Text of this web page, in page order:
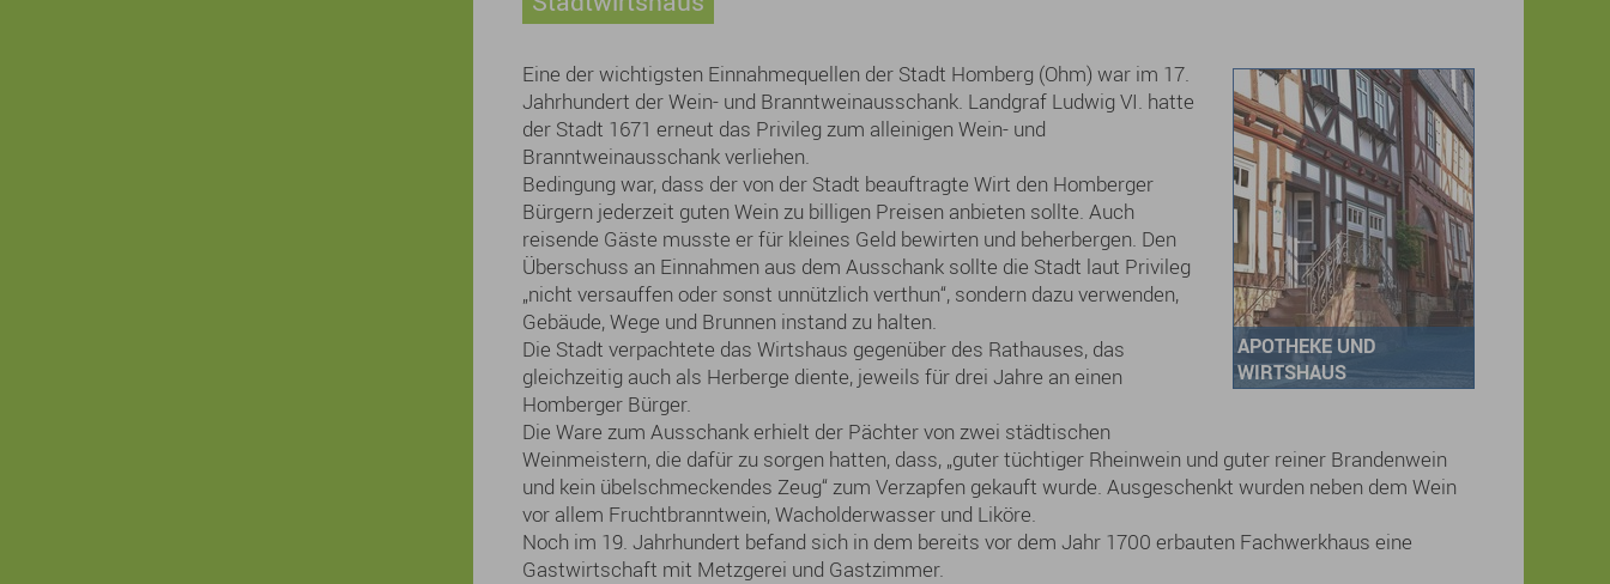
APOTHEKE UND
WIRTSHAUS
Eine der wichtigsten Einnahmequellen der Stadt Homberg (Ohm) war im 17.
Jahrhundert der Wein- und Branntweinausschank. Landgraf Ludwig VI. hatte
der Stadt 1671 erneut das Privileg zum alleinigen Wein- und
Branntweinausschank verliehen.
Bedingung war, dass der von der Stadt beauftragte Wirt den Homberger
Bürgern jederzeit guten Wein zu billigen Preisen anbieten sollte. Auch
reisende Gäste musste er für kleines Geld bewirten und beherbergen. Den
Überschuss an Einnahmen aus dem Ausschank sollte die Stadt laut Privileg
„nicht versauffen oder sonst unnützlich verthun“, sondern dazu verwenden,
Gebäude, Wege und Brunnen instand zu halten.
Die Stadt verpachtete das Wirtshaus gegenüber des Rathauses, das
gleichzeitig auch als Herberge diente, jeweils für drei Jahre an einen
Homberger Bürger.
Die Ware zum Ausschank erhielt der Pächter von zwei städtischen
Weinmeistern, die dafür zu sorgen hatten, dass, „guter tüchtiger Rheinwein und guter reiner Brandenwein
und kein übelschmeckendes Zeug“ zum Verzapfen gekauft wurde. Ausgeschenkt wurden neben dem Wein
vor allem Fruchtbranntwein, Wacholderwasser und Liköre.
Noch im 19. Jahrhundert befand sich in dem bereits vor dem Jahr 1700 erbauten Fachwerkhaus eine
Gastwirtschaft mit Metzgerei und Gastzimmer.